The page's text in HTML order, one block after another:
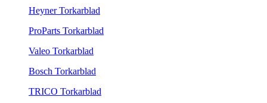
Heyner Torkarblad
ProParts Torkarblad
Valeo Torkarblad
Bosch Torkarblad
TRICO Torkarblad